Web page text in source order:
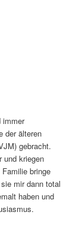
immer
der älteren
gebracht.
und kriegen
bringe
mir dann total
haben und